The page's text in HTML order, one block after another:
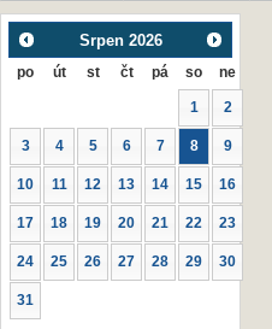
Srpen 2026
po út st čt pá so ne
1 2
3 4 5 6 7 8 9
10 11 12 13 14 15 16
17 18 19 20 21 22 23
24 25 26 27 28 29 30
31